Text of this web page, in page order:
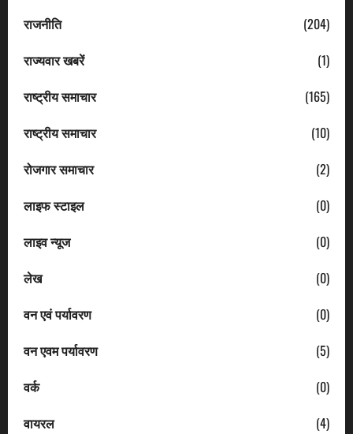
राजनीति
(204)
राज्यवार खबरें
(1)
राष्ट्रीय समाचार
(165)
राष्ट्रीय समाचार
(10)
रोजगार समाचार
(2)
लाइफ स्टाइल
(0)
लाइव न्यूज
(0)
लेख
(0)
वन एवं पर्यावरण
(0)
वन एवम पर्यावरण
(5)
वर्क
(0)
वायरल
(4)